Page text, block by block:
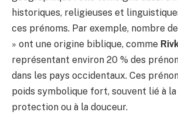
historiques, religieuses et
ces prénoms. Par exemple, nombre
» ont une origine biblique, comme
représentant environ 20 % des
dans les pays occidentaux. Ces
poids symbolique fort, souvent lié à la
protection ou à la douceur.